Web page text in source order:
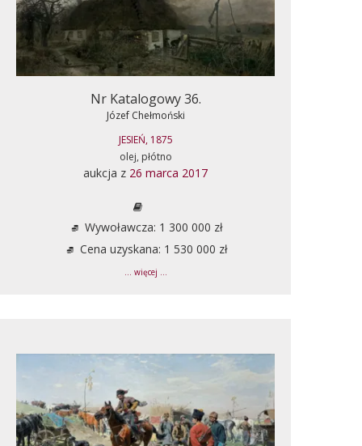
Nr Katalogowy 36.
Józef Chełmoński
JESIEŃ, 1875
olej, płótno
aukcja z 26 marca 2017
Wywoławcza: 1 300 000 zł
Cena uzyskana: 1 530 000 zł
... więcej ...